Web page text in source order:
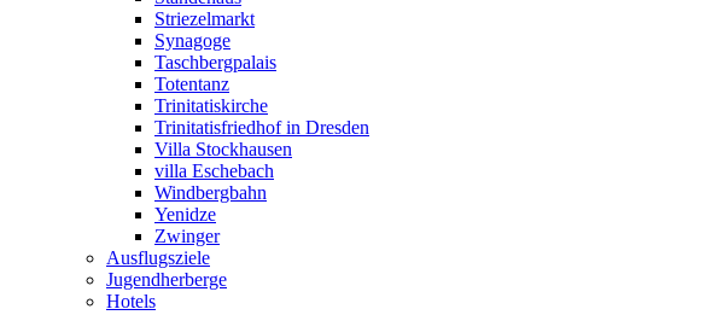
Striezelmarkt
Synagoge
Taschbergpalais
Totentanz
Trinitatiskirche
Trinitatisfriedhof in Dresden
Villa Stockhausen
villa Eschebach
Windbergbahn
Yenidze
Zwinger
Ausflugsziele
Jugendherberge
Hotels